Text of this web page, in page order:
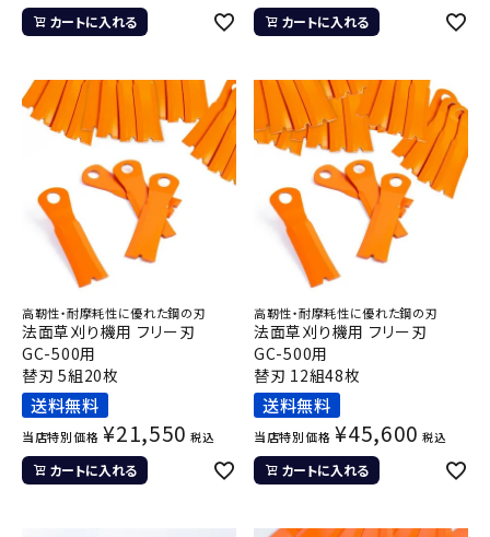
カートに入れる カートに入れる
高靭性・耐摩耗性に優れた鋼の刃
法面草刈り機用 フリー刃
GC-500用
替刃 5組20枚
送料無料
当店特別価格 ¥21,550 税込
カートに入れる
高靭性・耐摩耗性に優れた鋼の刃
法面草刈り機用 フリー刃
GC-500用
替刃 12組48枚
送料無料
当店特別価格 ¥45,600 税込
カートに入れる